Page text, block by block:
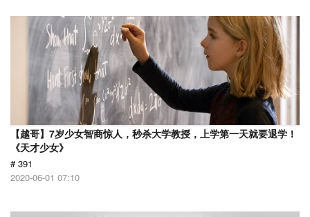
【越哥】7岁少女智商惊人，秒杀大学教授，上学第一天就要退学！
《天才少女》
# 391
2020-06-01 07:10